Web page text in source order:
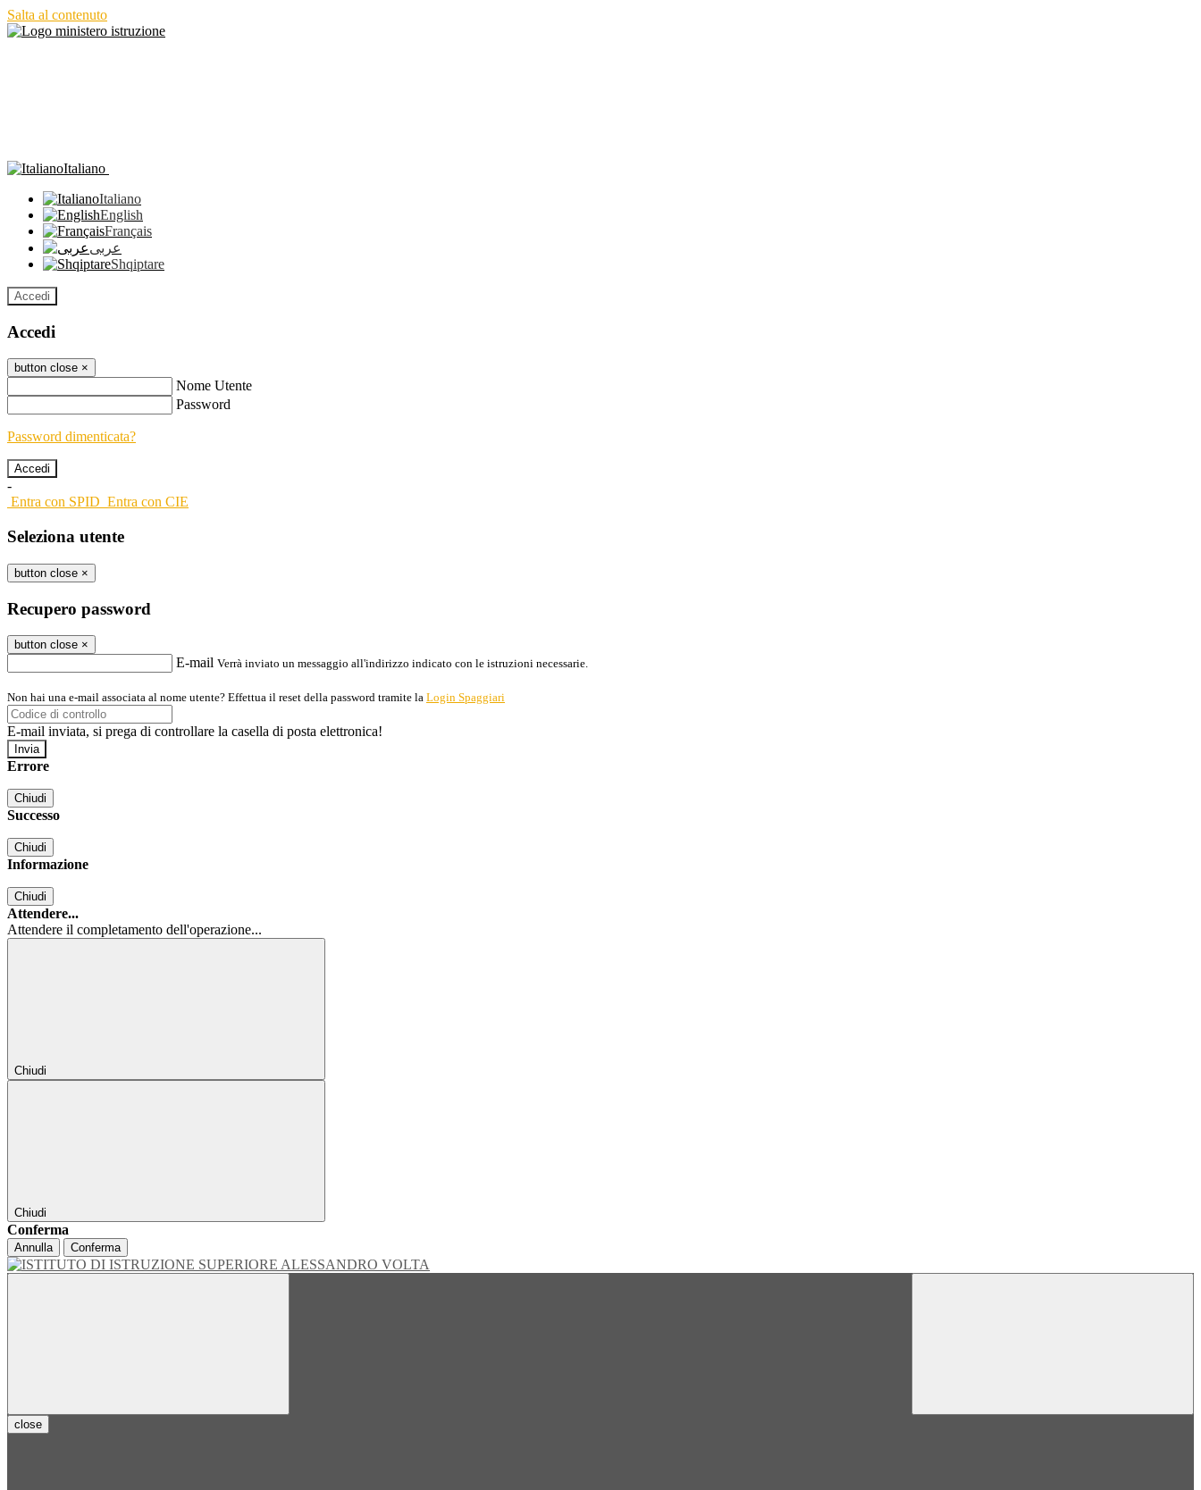
Salta al contenuto
Italiano
Italiano
English
Français
عربى
Shqiptare
Accedi
Accedi
button close ×
Nome Utente
Password
Password dimenticata?
-
Entra con SPID Entra con CIE
Seleziona utente
button close ×
Recupero password
button close ×
E-mail Verrà inviato un messaggio all'indirizzo indicato con le istruzioni necessarie.
Non hai una e-mail associata al nome utente? Effettua il reset della password tramite la Login Spaggiari
E-mail inviata, si prega di controllare la casella di posta elettronica!
Errore
Chiudi
Successo
Chiudi
Informazione
Chiudi
Attendere...
Attendere il completamento dell'operazione...
Chiudi
Chiudi
Conferma
Annulla Conferma
close